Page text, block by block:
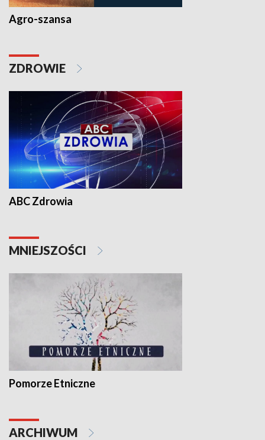
Agro-szansa
ZDROWIE
ABC Zdrowia
MNIEJSZOŚCI
Pomorze Etniczne
ARCHIWUM